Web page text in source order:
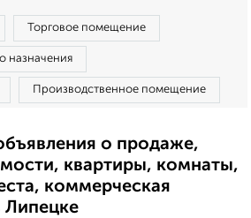
Торговое помещение
назначения
Производственное помещение
о продаже,
квартиры, комнаты,
коммерческая
Липецке